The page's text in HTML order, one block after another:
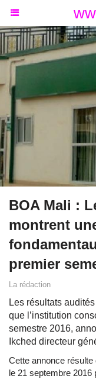
BOA Mali :
montrent
premier
La rédaction
Les résultats
que l’institution
semestre 2016,
Ikched directeur
Cette annonce résulte
le 21 septembre 2016